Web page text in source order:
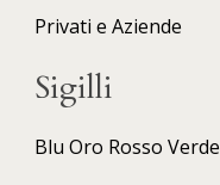
Privati e Aziende
Sigilli
Blu Oro Rosso Verde